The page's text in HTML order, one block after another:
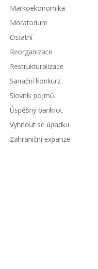
Markoekonomika
Moratorium
Ostatní
Reorganizace
Restrukturalizace
Sanační konkurz
Slovník pojmů
Úspěšný bankrot
Vyhnout se úpadku
Zahraniční expanze